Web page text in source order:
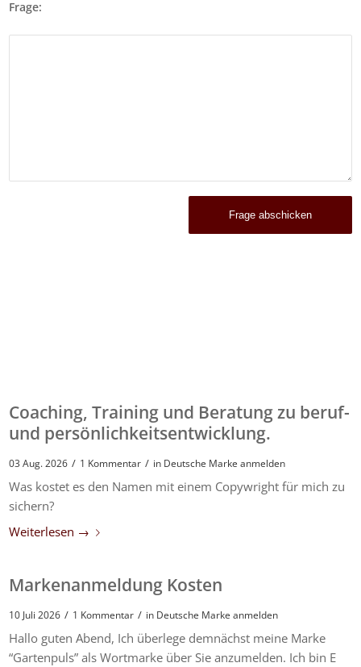
Frage:
Coaching, Training und Beratung zu beruf-
und persönlichkeitsentwicklung.
03 Aug. 2026 / 1 Kommentar / in Deutsche Marke anmelden
Was kostet es den Namen mit einem Copywright für mich zu
sichern?
Weiterlesen →
Markenanmeldung Kosten
10 Juli 2026 / 1 Kommentar / in Deutsche Marke anmelden
Hallo guten Abend, Ich überlege demnächst meine Marke
“Gartenpuls” als Wortmarke über Sie anzumelden. Ich bin E